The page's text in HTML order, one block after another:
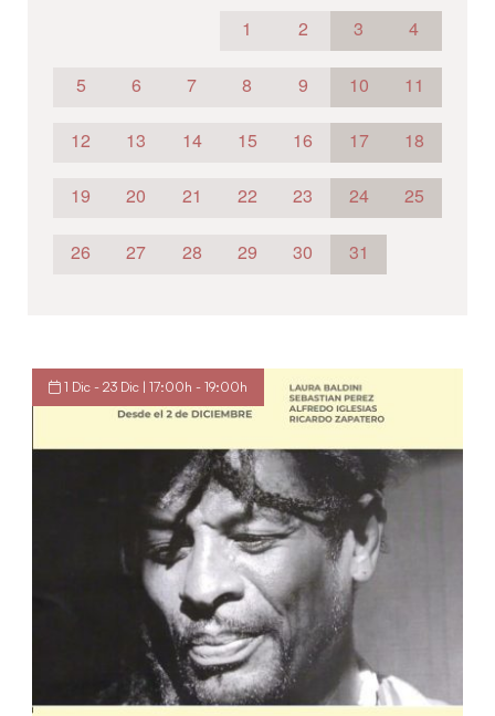
1
2 3 4
5 6 7 8 9 10 11
12 13 14 15 16 17 18
19 20 21 22 23 24 25
26 27 28 29 30 31
1 Dic - 23 Dic | 17:00h - 19:00h